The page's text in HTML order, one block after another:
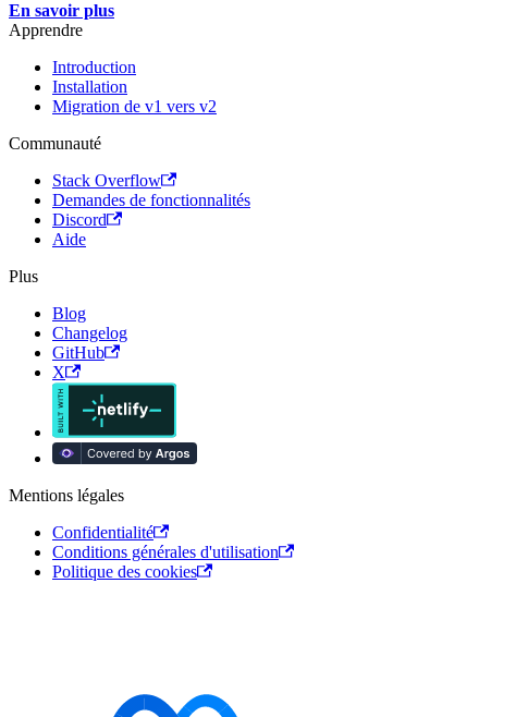
En savoir plus
Apprendre
Introduction
Installation
Migration de v1 vers v2
Communauté
Stack Overflow
Demandes de fonctionnalités
Discord
Aide
Plus
Blog
Changelog
GitHub
X
Mentions légales
Confidentialité
Conditions générales d'utilisation
Politique des cookies